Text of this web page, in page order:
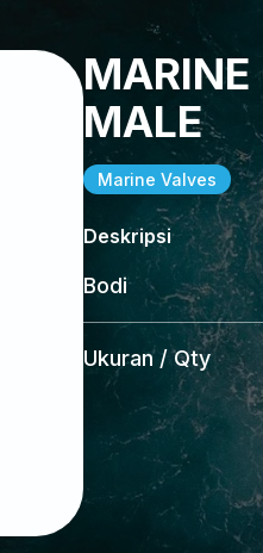
MALE
Marine Valves
Deskripsi
Bodi
Ukuran / Qty